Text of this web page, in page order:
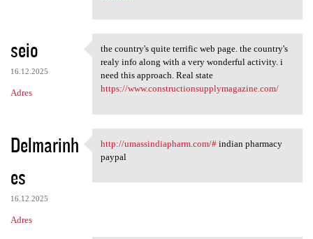
seio
16.12.2025
Adres
the country's quite terrific
the country's quite terrific web page. the country's
realy info along with a very wonderful activity. i
need this approach. Real state
https://www.constructionsupplymagazine.com/
Delmarinh
es
16.12.2025
Adres
http://umassindiapharm.com/#
http://umassindiapharm.com/#indian pharmacy
paypal